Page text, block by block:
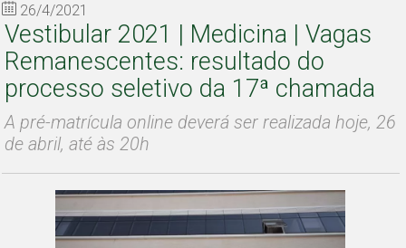
26/4/2021
Vestibular 2021 | Medicina | Vagas
Remanescentes: resultado do
processo seletivo da 17ª chamada
A pré-matrícula online deverá ser realizada hoje, 26
de abril, até às 20h